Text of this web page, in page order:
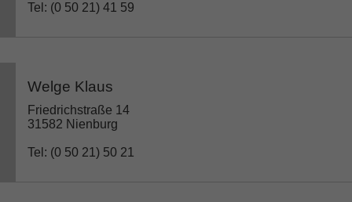
Tel: (0 50 21) 41 59
Welge Klaus
Friedrichstraße 14
31582 Nienburg
Tel: (0 50 21) 50 21